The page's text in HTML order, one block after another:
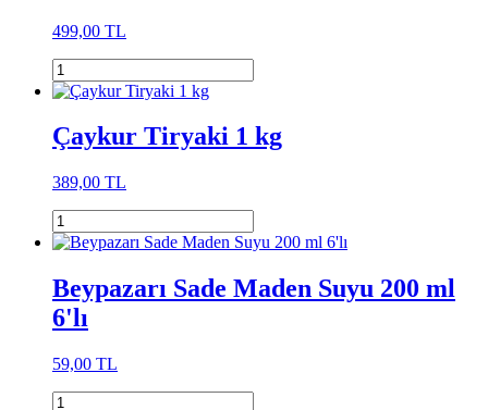
499,00 TL
Çaykur Tiryaki 1 kg
389,00 TL
Beypazarı Sade Maden Suyu 200 ml
6'lı
59,00 TL